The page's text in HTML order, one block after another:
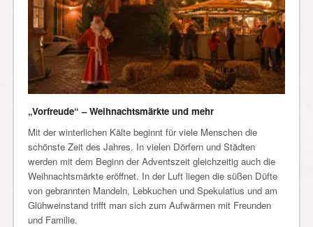
„Vorfreude“ – Weihnachtsmärkte und mehr
Mit der winterlichen Kälte beginnt für viele Menschen die
schönste Zeit des Jahres. In vielen Dörfern und Städten
werden mit dem Beginn der Adventszeit gleichzeitig auch die
Weihnachtsmärkte eröffnet. In der Luft liegen die süßen Düfte
von gebrannten Mandeln, Lebkuchen und Spekulatius und am
Glühweinstand trifft man sich zum Aufwärmen mit Freunden
und Familie.